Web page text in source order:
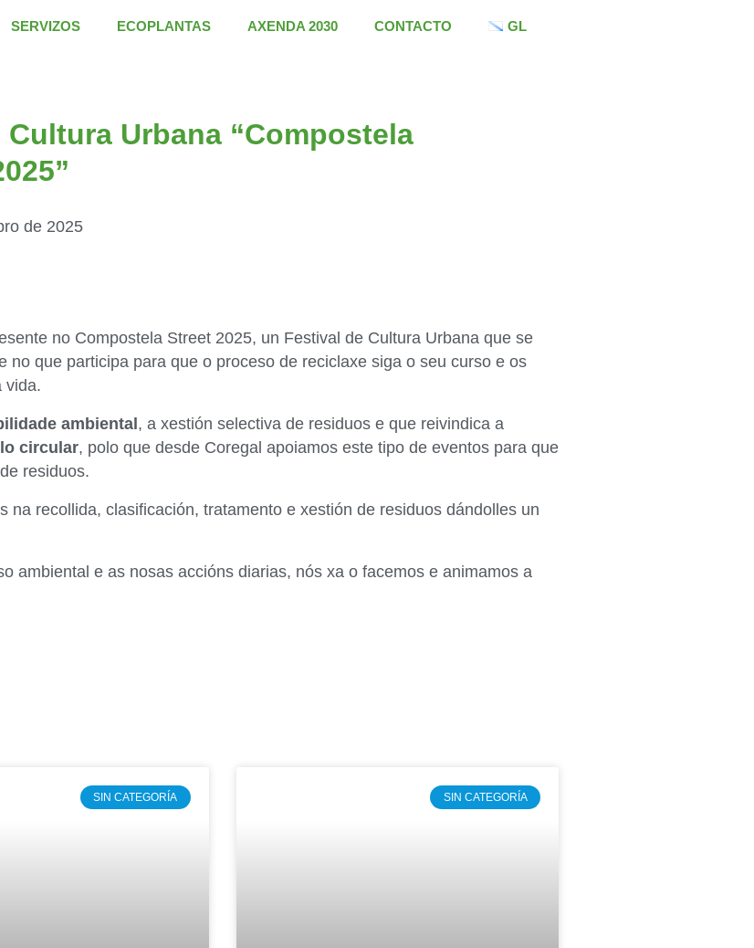
SERVIZOS ECOPLANTAS AXENDA 2030 CONTACTO GL
Urbana “Compostela
de 2025
no Compostela Street 2025, un Festival de Cultura Urbana que se
que participa para que o proceso de reciclaxe siga o seu curso e os
vida.
ambiental , a xestión selectiva de residuos e que reivindica a
circular, polo que desde Coregal apoiamos este tipo de eventos para que
residuos.
na recollida, clasificación, tratamento e xestión de residuos dándolles un
ambiental e as nosas accións diarias, nós xa o facemos e animamos a
SIN CATEGORÍA SIN CATEGORÍA